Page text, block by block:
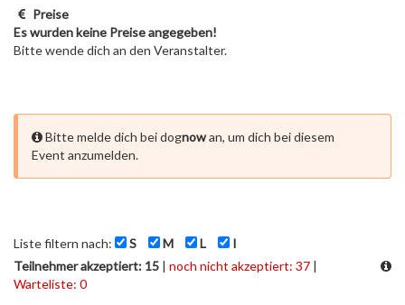
Preise
Es wurden keine Preise angegeben!
Bitte wende dich an den Veranstalter.
Bitte melde dich bei dognowan, um dich bei diesem
Event anzumelden.
Liste filtern nach: S M L
I
Teilnehmer akzeptiert: 15 | noch nicht akzeptiert: 37 |
Warteliste: 0